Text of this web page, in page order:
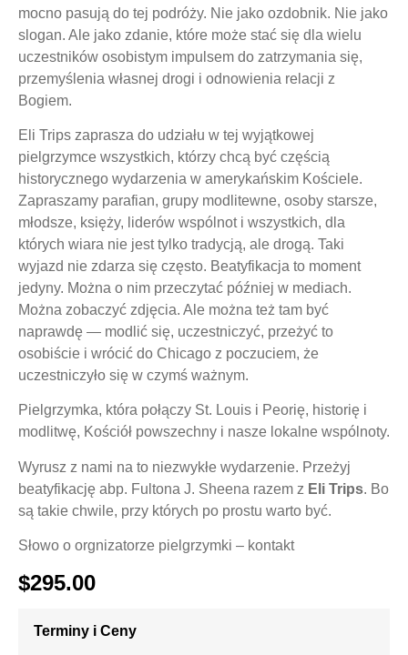
mocno pasują do tej podróży. Nie jako ozdobnik. Nie jako
slogan. Ale jako zdanie, które może stać się dla wielu
uczestników osobistym impulsem do zatrzymania się,
przemyślenia własnej drogi i odnowienia relacji z
Bogiem.
Eli Trips zaprasza do udziału w tej wyjątkowej
pielgrzymce wszystkich, którzy chcą być częścią
historycznego wydarzenia w amerykańskim Kościele.
Zapraszamy parafian, grupy modlitewne, osoby starsze,
młodsze, księży, liderów wspólnot i wszystkich, dla
których wiara nie jest tylko tradycją, ale drogą. Taki
wyjazd nie zdarza się często. Beatyfikacja to moment
jedyny. Można o nim przeczytać później w mediach.
Można zobaczyć zdjęcia. Ale można też tam być
naprawdę — modlić się, uczestniczyć, przeżyć to
osobiście i wrócić do Chicago z poczuciem, że
uczestniczyło się w czymś ważnym.
Pielgrzymka, która połączy St. Louis i Peorię, historię i
modlitwę, Kościół powszechny i nasze lokalne wspólnoty.
Wyrusz z nami na to niezwykłe wydarzenie. Przeżyj
beatyfikację abp. Fultona J. Sheena razem z Eli Trips. Bo
są takie chwile, przy których po prostu warto być.
Słowo o orgnizatorze pielgrzymki – kontakt
$295.00
Terminy i Ceny